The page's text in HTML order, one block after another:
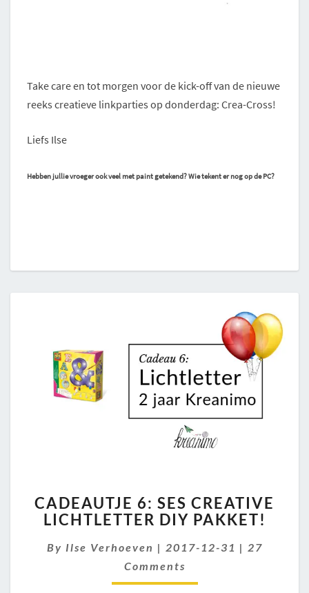
Take care en tot morgen voor de kick-off van de nieuwe
reeks creatieve linkparties op donderdag: Crea-Cross!
Liefs Ilse
Hebben jullie vroeger ook veel met paint getekend? Wie tekent er nog op de PC?
6:
SES
LICHTLETTER
DIY
PAKKET!
CADEAUTJE 6: SES CREATIVE
LICHTLETTER DIY PAKKET!
By Ilse Verhoeven | 2017-12-31 | Comments
27
Comments